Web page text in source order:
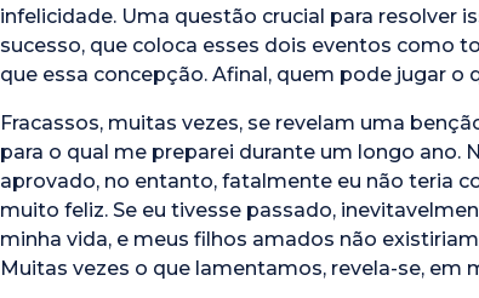
infelicidade. Uma questão crucial para resolver
sucesso, que coloca esses dois eventos como
que essa concepção. Afinal, quem pode jugar o
Fracassos, muitas vezes, se revelam uma
para o qual me preparei durante um longo ano.
aprovado, no entanto, fatalmente eu não teria
muito feliz. Se eu tivesse passado,
minha vida, e meus filhos amados não
Muitas vezes o que lamentamos, revela-se,